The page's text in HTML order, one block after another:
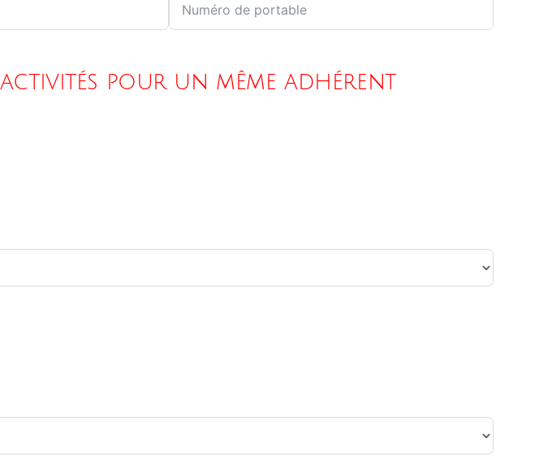
activités pour un même adhérent